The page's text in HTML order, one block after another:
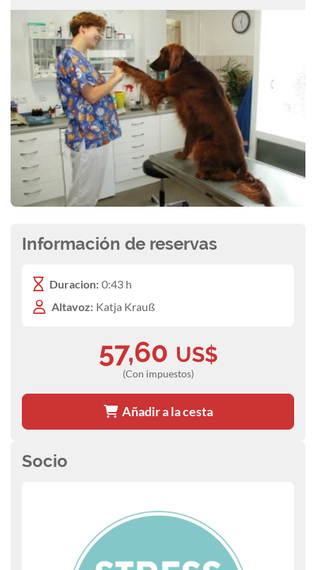
Información de reservas
Duracion: 0:43 h
Altavoz: Katja Krauß
57,60 US$
(Con impuestos)
Añadir a la cesta
Socio